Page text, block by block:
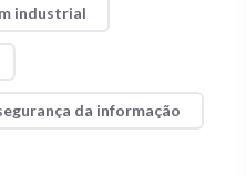
industrial
da informação